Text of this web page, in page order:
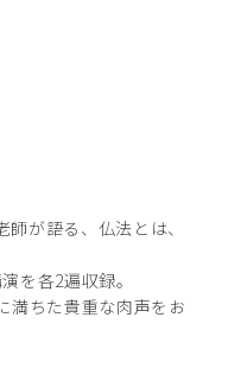
が語る、仏法とは、
を各2遍収録。
満ちた貴重な肉声をお